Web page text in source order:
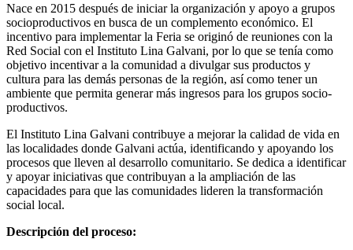
Nace en 2015 después de iniciar la organización y apoyo a grupos
socioproductivos en busca de un complemento económico. El
incentivo para implementar la Feria se originó de reuniones con la
Red Social con el Instituto Lina Galvani, por lo que se tenía como
objetivo incentivar a la comunidad a divulgar sus productos y
cultura para las demás personas de la región, así como tener un
ambiente que permita generar más ingresos para los grupos socio-
productivos.
El Instituto Lina Galvani contribuye a mejorar la calidad de vida en
las localidades donde Galvani actúa, identificando y apoyando los
procesos que lleven al desarrollo comunitario. Se dedica a identificar
y apoyar iniciativas que contribuyan a la ampliación de las
capacidades para que las comunidades lideren la transformación
social local.
Descripción del proceso: